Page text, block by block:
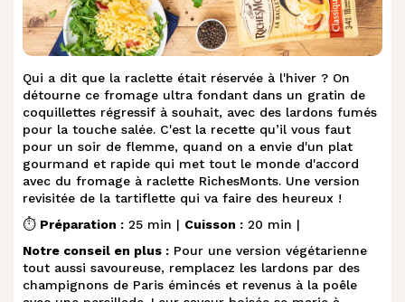
Qui a dit que la raclette était réservée à l'hiver ? On
détourne ce fromage ultra fondant dans un gratin de
coquillettes régressif à souhait, avec des lardons fumés
pour la touche salée. C'est la recette qu’il vous faut
pour un soir de flemme, quand on a envie d'un plat
gourmand et rapide qui met tout le monde d'accord
avec du fromage à raclette RichesMonts. Une version
revisitée de la tartiflette qui va faire des heureux !
⏱️ Préparation : 25 min | Cuisson : 20 min |
Notre conseil en plus : Pour une version végétarienne
tout aussi savoureuse, remplacez les lardons par des
champignons de Paris émincés et revenus à la poêle